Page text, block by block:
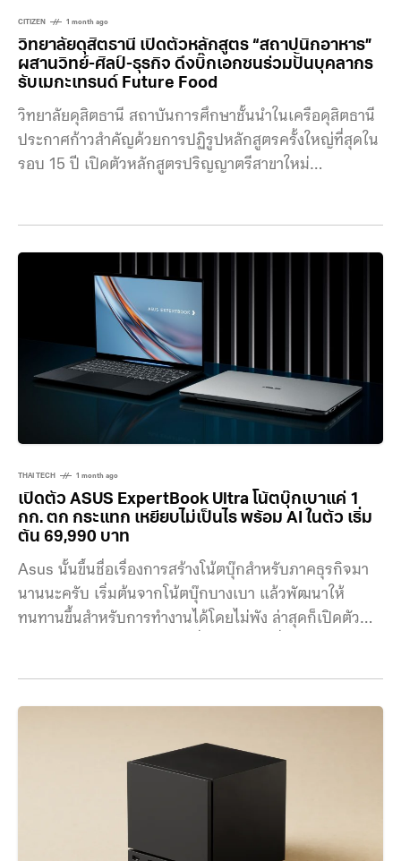
CITIZEN 1 month ago
วิทยาลัยดุสิตธานี เปิดตัวหลักสูตร “สถาปนิกอาหาร”
ผสานวิทย์-ศิลป์-ธุรกิจ ดึงบิ๊กเอกชนร่วมปั้นบุคลากร
รับเมกะเทรนด์ Future Food
วิทยาลัยดุสิตธานี สถาบันการศึกษาชั้นนำในเครือดุสิตธานี
ประกาศก้าวสำคัญด้วยการปฏิรูปหลักสูตรครั้งใหญ่ที่สุดใน
รอบ 15 ปี เปิดตัวหลักสูตรปริญญาตรีสาขาใหม่
Architect) เพื่อเติมเต็มช่องว่างในตลาดแรงงานและยก
ระดับอุตสาหกรรมอาหารแห่งอนาคตของไทยสู่เวทีระดับ
โลก วิกฤตขาดแคลนคน ดร.อรรถเวทย์ พฤกษ์สถาพร
อธิการบดีวิทยาลัยดุสิตธานี เปิดเผยว่า การเปิดหลักสูตรนี้
เกิดขึ้นท่ามกลางวิกฤตขาดแคลนกำลังคน โดยข้อมูลจาก
TDRI และ NXPO ระบุว่า ในช่วงปี 2568–2572
THAI TECH 1 month ago
เปิดตัว ASUS ExpertBook Ultra โน้ตบุ๊กเบาแค่ 1
กก. ตก กระแทก เหยียบไม่เป็นไร พร้อม AI ในตัว เริ่ม
ต้น 69,990 บาท
Asus นั้นขึ้นชื่อเรื่องการสร้างโน้ตบุ๊กสำหรับภาคธุรกิจมา
นานนะครับ เริ่มต้นจากโน้ตบุ๊กบางเบา แล้วพัฒนาให้
ทนทานขึ้นสำหรับการทำงานได้โดยไม่พัง ล่าสุดก็เปิดตัว
1 กก. ซึ่งเบามากสำหรับโน้ตบุ๊กขนาด 14 นิ้วแบบนี้ Asus
เลยตั้งเป้าว่าจะเป็นแบรนด์คอมเมอร์เชียลอันดับ 1 ในไทย